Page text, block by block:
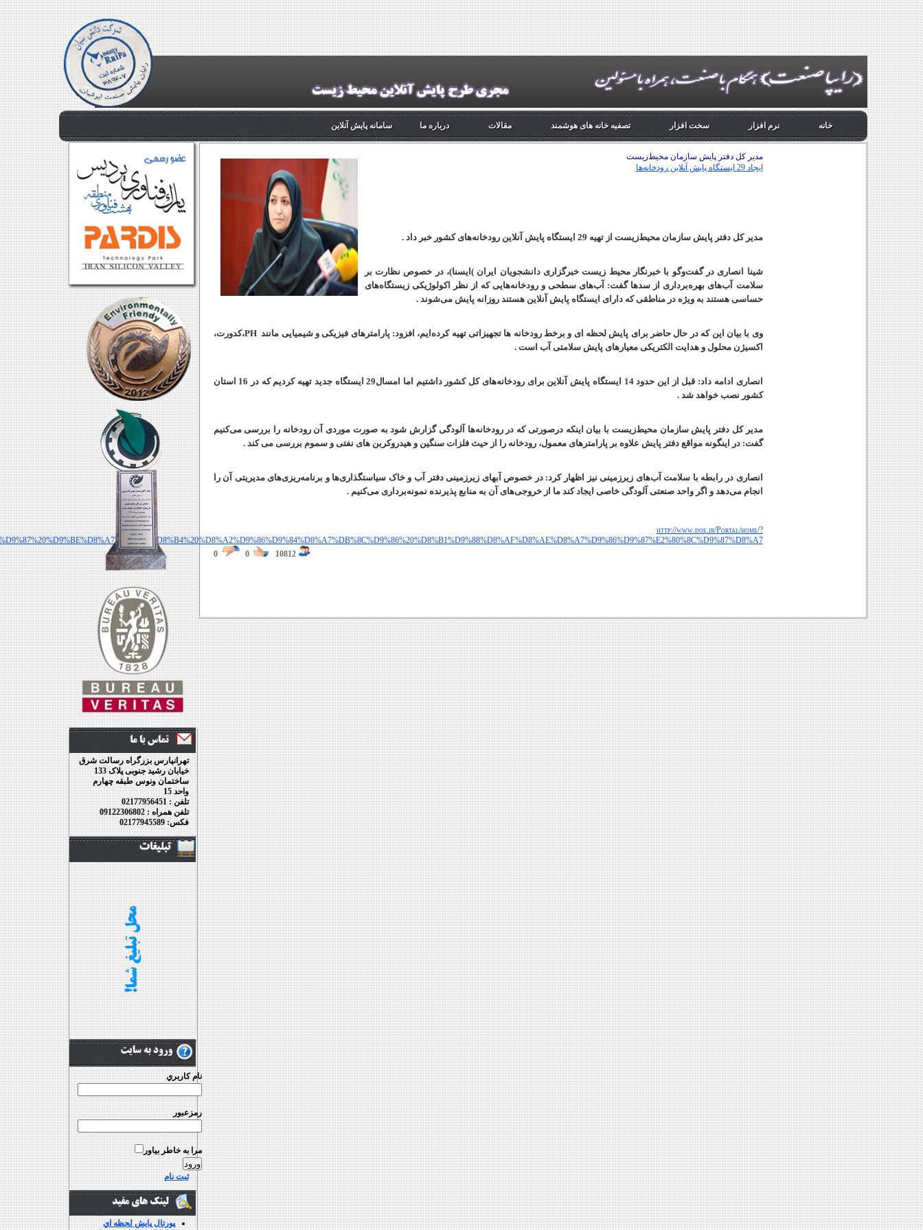
خانه نرم افزار سخت افزار تصفیه خانه های هوشمند مقالات درباره ما سامانه پایش آنلاین
مدیر کل دفتر پایش سازمان محیط‌زیست
ایجاد 29 ایستگاه پایش آنلاین رودخانه‌ها
مدیر کل دفتر پایش سازمان محیط‌زیست از تهیه 29 ایستگاه پایش آنلاین رودخانه‌های کشور خبر داد .
شینا انصاری در گفت‌و‌گو با خبرنگار محیط زیست خبرگزاری دانشجویان ایران(ایسنا)، در خصوص نظارت بر
سلامت آب‌های بهره‌برداری از سدها گفت: آب‌های سطحی و رودخانه‌هایی که از نظر اکولوژیکی زیستگاه‌های
حساسی هستند به ویژه در مناطقی که دارای ایستگاه پایش آنلاین هستند روزانه پایش می‌شوند .
وی با بیان این که در حال حاضر برای پایش لحظه ای و برخط رودخانه ها تجهیزاتی تهیه کرده‌ایم، افزود: پارامترهای فیزیکی و شیمیایی مانند PH،کدورت،
اکسیژن محلول و هدایت الکتریکی معیارهای پایش سلامتی آب‌ است .
انصاری ادامه داد: قبل از این حدود 14 ایستگاه پایش آنلاین برای رودخانه‌های کل کشور داشتیم اما امسال29 ایستگاه جدید تهیه کردیم که در 16 استان‌
کشور نصب خواهد شد .
مدیر کل دفتر پایش سازمان محیط‌زیست با بیان اینکه درصورتی که در رودخانه‌ها آلودگی گزارش شود به صورت موردی آن رودخانه را بررسی می‌کنیم
گفت: در اینگونه مواقع دفتر پایش علاوه بر پارامترهای معمول، رودخانه را از حیث فلزات سنگین و هیدروکربن های نفتی و سموم بررسی می کند .
انصاری در رابطه با سلامت آب‌های زیرزمینی نیز اظهار کرد: در خصوص آبهای زیرزمینی دفتر آب و خاک سیاستگذاری‌ها و برنامه‌ریزی‌های مدیریتی آن را
انجام می‌دهد و اگر واحد صنعتی آلودگی خاصی ایجاد کند ما از خروجی‌های آن به منابع پذیرنده نمونه‌برداری می‌کنیم .
http://www.doe.ir/Portal/home/?
10812
0
0
تهرانپارس بزرگراه رسالت شرق
خیابان رشید جنوبی پلاک 133
ساختمان ونوس طبقه چهارم
واحد 15
تلفن : 02177956451
تلفن همراه : 09122306802
فکس: 02177945589
نام کاربري
رمزعبور
مرا به خاطر بياور
ثبت نام
پورتال پايش لحظه اي